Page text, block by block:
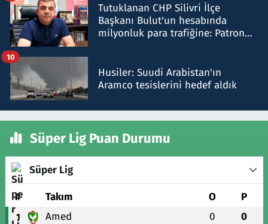
Tutuklanan CHP Silivri İlçe
Başkanı Bulut'un hesabında
milyonluk para trafiğine: Patron
Husiler: Suudi Arabistan'ın
Aramco tesislerini hedef aldık
10
Süper Lig Puan Durumu
Süper Lig
# Takım O P
1 Amed 0 0